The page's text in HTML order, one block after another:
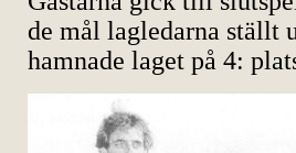
de mål lagledarna ställt
hamnade laget på 4: